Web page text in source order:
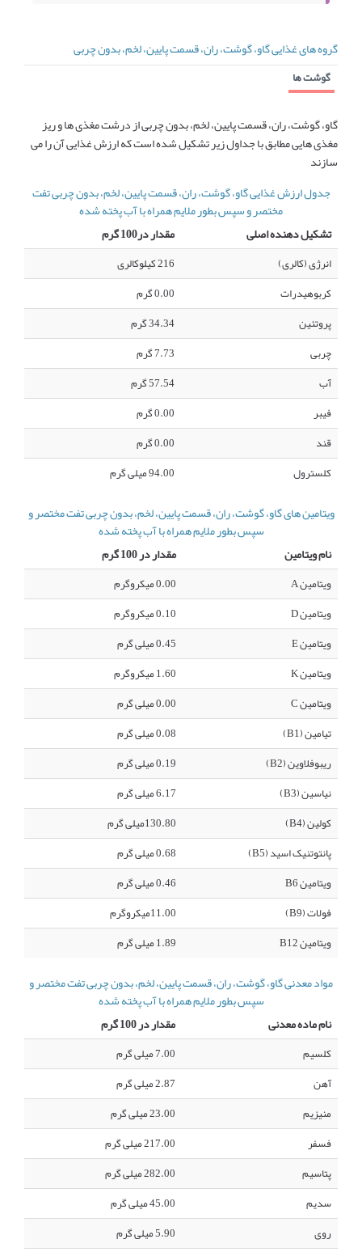
گروه های غذایی گاو، گوشت، ران، قسمت پایین، لخم، بدون چربی
گوشت ها
گاو، گوشت، ران، قسمت پایین، لخم، بدون چربی از درشت مغذی ها و ریز
مغذی هایی مطابق با جداول زیر تشکیل شده است که ارزش غذایی آن را می
سازند
جدول ارزش غذایی گاو، گوشت، ران، قسمت پایین، لخم، بدون چربی تفت
مختصر و سپس بطور ملایم همراه با آب پخته شده
تشکیل دهنده اصلی
مقدار در100 گرم
انرژی (کالری)
216 کیلوکالری
کربوهیدرات
0.00 گرم
پروتئین
34.34 گرم
چربی
7.73 گرم
آب
57.54 گرم
فیبر
0.00 گرم
قند
0.00 گرم
کلسترول
94.00 میلی گرم
ویتامین های گاو، گوشت، ران، قسمت پایین، لخم، بدون چربی تفت مختصر و
سپس بطور ملایم همراه با آب پخته شده
نام ویتامین
مقدار در 100 گرم
ویتامین A
0.00 میکروگرم
ویتامین D
0.10 میکروگرم
ویتامین E
0.45 میلی گرم
ویتامین K
1.60 میکروگرم
ویتامین C
0.00 میلی گرم
تیامین (B1)
0.08 میلی گرم
ریبوفلاوین (B2)
0.19 میلی گرم
نیاسین (B3)
6.17 میلی گرم
کولین (B4)
130.80میلی گرم
پانتوتنیک اسید (B5)
0.68 میلی گرم
ویتامین B6
0.46 میلی گرم
فولات (B9)
11.00میکروگرم
ویتامین B12
1.89 میلی گرم
مواد معدنی گاو، گوشت، ران، قسمت پایین، لخم، بدون چربی تفت مختصر و
سپس بطور ملایم همراه با آب پخته شده
نام ماده معدنی
مقدار در 100 گرم
کلسیم
7.00 میلی گرم
آهن
2.87 میلی گرم
منیزیم
23.00 میلی گرم
فسفر
217.00 میلی گرم
پتاسیم
282.00 میلی گرم
سدیم
45.00 میلی گرم
روی
5.90 میلی گرم